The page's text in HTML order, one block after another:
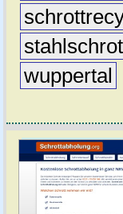
wuppertal